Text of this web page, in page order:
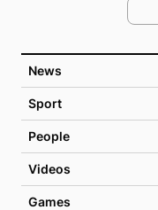
News
Sport
People
Videos
Games